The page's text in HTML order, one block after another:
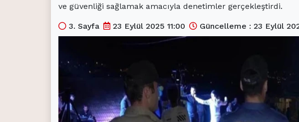
(current)
(current)
(current)
(current)
Kültür Sanat(current)
ve güvenliği sağlamak amacıyla denetimler gerçekleştirdi.
3. Sayfa 23 Eylül 2025 11:00 Güncelleme : 23 Eylül